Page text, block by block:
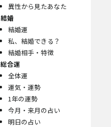
異性から見たあなた
結婚
結婚運
私、結婚できる？
結婚相手・特徴
総合運
全体運
運気・運勢
1年の運勢
今月・来月の占い
明日の占い